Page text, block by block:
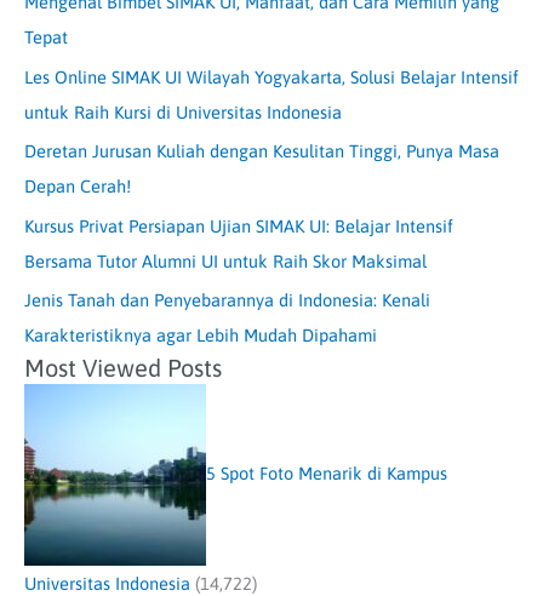
Tepat
Les Online SIMAK UI Wilayah Yogyakarta, Solusi Belajar Intensif
untuk Raih Kursi di Universitas Indonesia
Deretan Jurusan Kuliah dengan Kesulitan Tinggi, Punya Masa
Depan Cerah!
Kursus Privat Persiapan Ujian SIMAK UI: Belajar Intensif
Bersama Tutor Alumni UI untuk Raih Skor Maksimal
Jenis Tanah dan Penyebarannya di Indonesia: Kenali
Karakteristiknya agar Lebih Mudah Dipahami
Most Viewed Posts
5 Spot Foto Menarik di Kampus
Universitas Indonesia (14,722)